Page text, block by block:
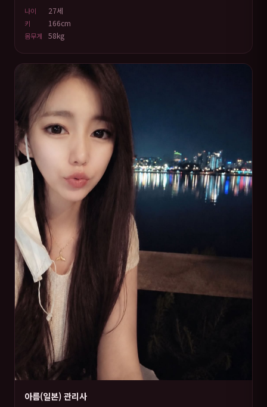
나이 27세
키 166cm
몸무게 58kg
아름(일본) 관리사